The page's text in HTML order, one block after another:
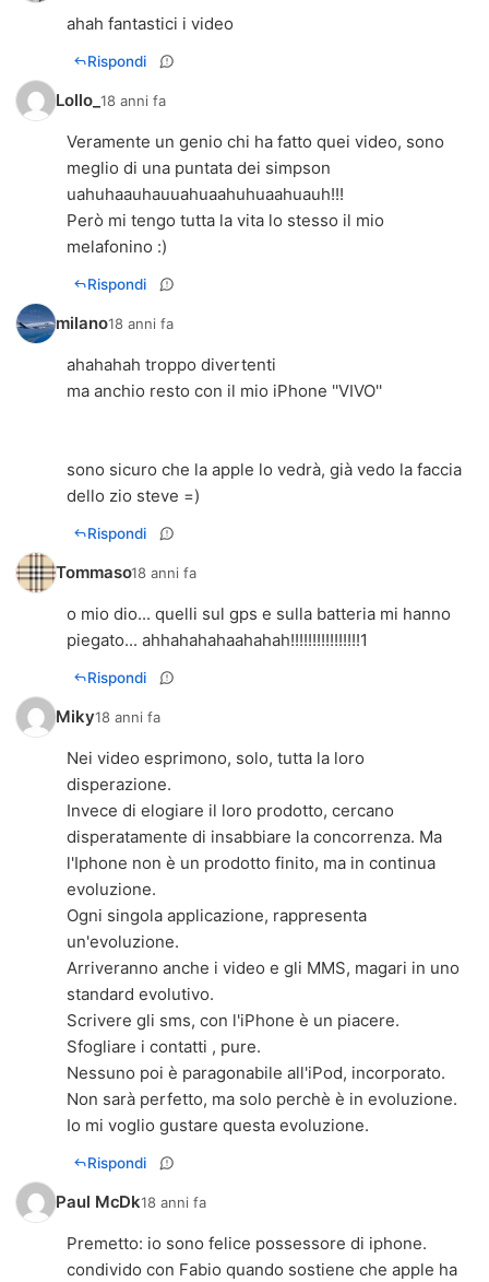
ahah fantastici i video
Rispondi
Lollo_ 18 anni fa
Veramente un genio chi ha fatto quei video, sono
meglio di una puntata dei simpson
uahuhaauhauuahuaahuhuaahuauh!!!
Però mi tengo tutta la vita lo stesso il mio
melafonino :)
Rispondi
milano18 anni fa
ahahahah troppo divertenti
ma anchio resto con il mio iPhone ''VIVO''
sono sicuro che la apple lo vedrà, già vedo la faccia
dello zio steve =)
Rispondi
Tommaso18 anni fa
o mio dio... quelli sul gps e sulla batteria mi hanno
piegato... ahhahahahaahahah!!!!!!!!!!!!!!!!1
Rispondi
Miky18 anni fa
Nei video esprimono, solo, tutta la loro
disperazione.
Invece di elogiare il loro prodotto, cercano
disperatamente di insabbiare la concorrenza. Ma
l'Iphone non è un prodotto finito, ma in continua
evoluzione.
Ogni singola applicazione, rappresenta
un'evoluzione.
Arriveranno anche i video e gli MMS, magari in uno
standard evolutivo.
Scrivere gli sms, con l'iPhone è un piacere.
Sfogliare i contatti , pure.
Nessuno poi è paragonabile all'iPod, incorporato.
Non sarà perfetto, ma solo perchè è in evoluzione.
Io mi voglio gustare questa evoluzione.
Rispondi
Paul McDk18 anni fa
Premetto: io sono felice possessore di iphone.
condivido con Fabio quando sostiene che apple ha